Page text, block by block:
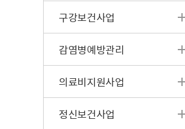
구강보건사업
감염병예방관리
의료비지원사업
정신보건사업